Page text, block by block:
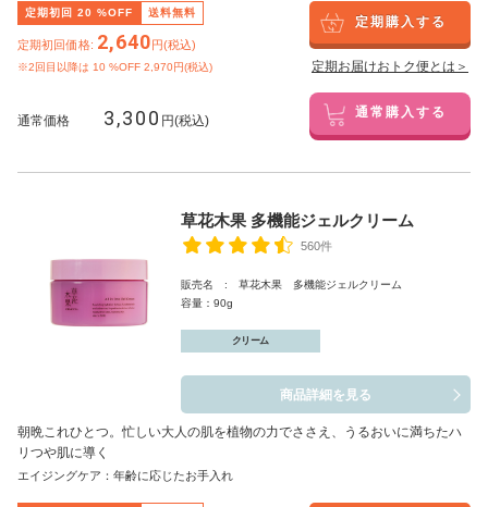
定期初回 20 %OFF 送料無料
定期初回価格: 2,640円(税込)
※2回目以降は 10 %OFF 2,970円(税込)
定期購入する
定期お届けおトク便とは＞
通常価格 3,300 円(税込) 通常購入する
草花木果 多機能ジェルクリーム
560件
販売名 : 草花木果 多機能ジェルクリーム
容量：90g
クリーム
商品詳細を見る
朝晩これひとつ。忙しい大人の肌を植物の力でささえ、うるおいに満ちたハ
リつや肌に導く
エイジングケア：年齢に応じたお手入れ